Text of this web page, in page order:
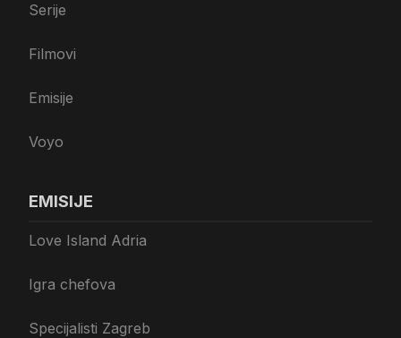
Serije
Filmovi
Emisije
Voyo
EMISIJE
Love Island Adria
Igra chefova
Specijalisti Zagreb